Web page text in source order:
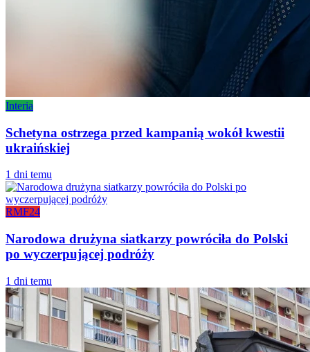
Interia
Schetyna ostrzega przed kampanią wokół kwestii
ukraińskiej
1 dni temu
RMF24
Narodowa drużyna siatkarzy powróciła do Polski
po wyczerpującej podróży
1 dni temu